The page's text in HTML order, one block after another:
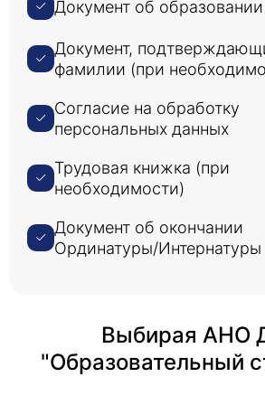
Документ об
Документ,
фамилии (при
Согласие на обработку
персональных данных
Трудовая книжка (при
необходимости)
Документ об окончании
Ординатуры/Интернатуры
Выбирая АНО
"Образовательный